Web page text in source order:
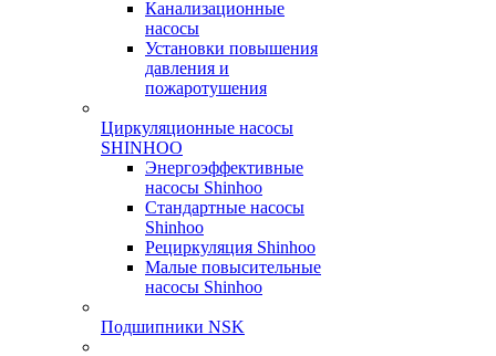
Канализационные
насосы
Установки повышения
давления и
пожаротушения
Циркуляционные насосы
SHINHOO
Энергоэффективные
насосы Shinhoo
Стандартные насосы
Shinhoo
Рециркуляция Shinhoo
Малые повысительные
насосы Shinhoo
Подшипники NSK